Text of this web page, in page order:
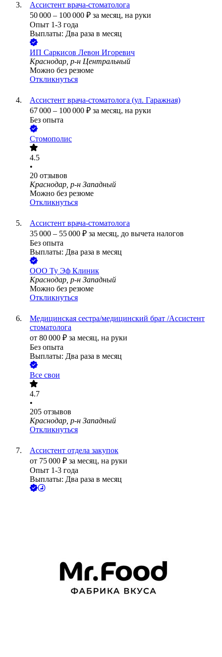
Ассистент врача-стоматолога
50 000 – 100 000 ₽ за месяц, на руки
Опыт 1-3 года
Выплаты: Два раза в месяц
ИП Саркисов Левон Игоревич
Краснодар, р-н Центральный
Можно без резюме
Откликнуться
Ассистент врача-стоматолога (ул. Гаражная)
67 000 – 100 000 ₽ за месяц, на руки
Без опыта
Стомополис
4.5
•
20 отзывов
Краснодар, р-н Западный
Можно без резюме
Откликнуться
Ассистент врача-стоматолога
35 000 – 55 000 ₽ за месяц, до вычета налогов
Без опыта
Выплаты: Два раза в месяц
ООО Ту Эф Клиник
Краснодар, р-н Западный
Можно без резюме
Откликнуться
Медицинская сестра/медицинский брат /Ассистент
стоматолога
от 80 000 ₽ за месяц, на руки
Без опыта
Выплаты: Два раза в месяц
Все свои
4.7
•
205 отзывов
Краснодар, р-н Западный
Откликнуться
Ассистент отдела закупок
от 75 000 ₽ за месяц, на руки
Опыт 1-3 года
Выплаты: Два раза в месяц